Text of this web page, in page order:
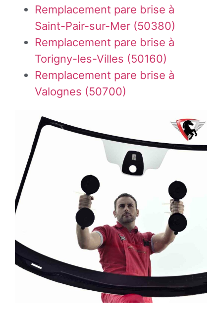
Remplacement pare brise à
Saint-Pair-sur-Mer (50380)
Remplacement pare brise à
Torigny-les-Villes (50160)
Remplacement pare brise à
Valognes (50700)